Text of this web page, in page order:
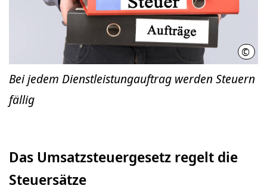
©
Bei jedem Dienstleistungauftrag werden Steuern
fällig
Das Umsatzsteuergesetz regelt die
Steuersätze